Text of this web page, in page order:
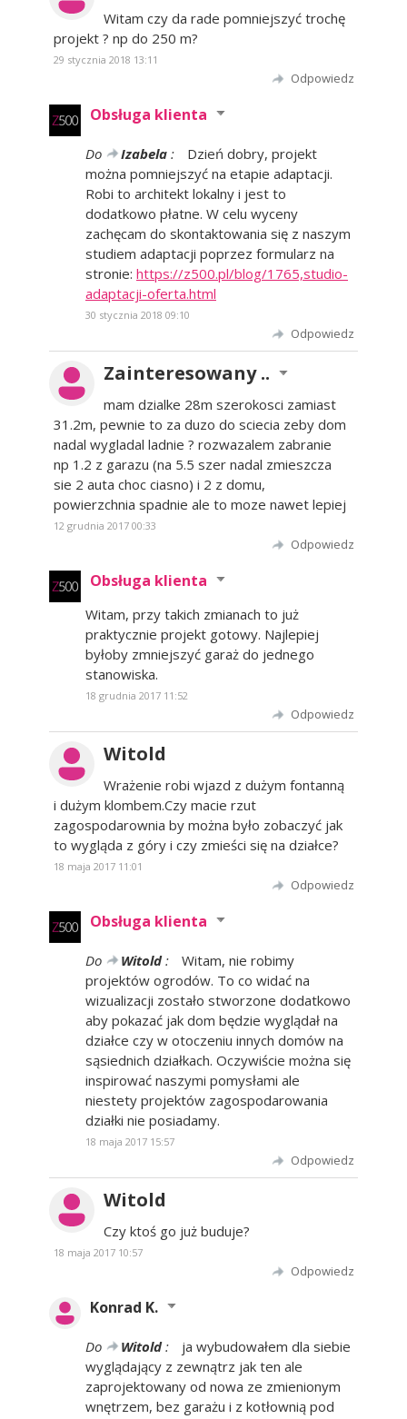
Witam czy da rade pomniejszyć trochę
projekt ? np do 250 m?
29 stycznia 2018 13:11
Odpowiedz
Obsługa klienta
Do Izabela :
Dzień dobry, projekt
można pomniejszyć na etapie adaptacji.
Robi to architekt lokalny i jest to
dodatkowo płatne. W celu wyceny
zachęcam do skontaktowania się z naszym
studiem adaptacji poprzez formularz na
stronie: https://z500.pl/blog/1765,studio-
adaptacji-oferta.html
30 stycznia 2018 09:10
Odpowiedz
Zainteresowany ..
mam dzialke 28m szerokosci zamiast
31.2m, pewnie to za duzo do sciecia zeby dom
nadal wygladal ladnie ? rozwazalem zabranie
np 1.2 z garazu (na 5.5 szer nadal zmieszcza
sie 2 auta choc ciasno) i 2 z domu,
powierzchnia spadnie ale to moze nawet lepiej
12 grudnia 2017 00:33
Odpowiedz
Obsługa klienta
Witam, przy takich zmianach to już
praktycznie projekt gotowy. Najlepiej
byłoby zmniejszyć garaż do jednego
stanowiska.
18 grudnia 2017 11:52
Odpowiedz
Witold
Wrażenie robi wjazd z dużym fontanną
i dużym klombem.Czy macie rzut
zagospodarownia by można było zobaczyć jak
to wygląda z góry i czy zmieści się na działce?
18 maja 2017 11:01
Odpowiedz
Obsługa klienta
Do Witold:
Witam, nie robimy
projektów ogrodów. To co widać na
wizualizacji zostało stworzone dodatkowo
aby pokazać jak dom będzie wyglądał na
działce czy w otoczeniu innych domów na
sąsiednich działkach. Oczywiście można się
inspirować naszymi pomysłami ale
niestety projektów zagospodarowania
działki nie posiadamy.
18 maja 2017 15:57
Odpowiedz
Witold
Czy ktoś go już buduje?
18 maja 2017 10:57
Odpowiedz
Konrad K.
Do Witold:
ja wybudowałem dla siebie
wyglądający z zewnątrz jak ten ale
zaprojektowany od nowa ze zmienionym
wnętrzem, bez garażu i z kotłownią pod